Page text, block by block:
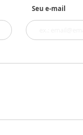
Seu e-mail